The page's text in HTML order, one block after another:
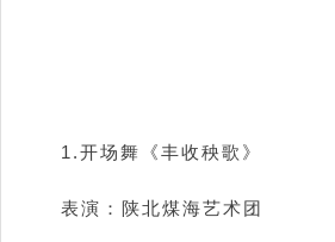
1.开场舞《丰收秧歌》
表演：陕北煤海艺术团